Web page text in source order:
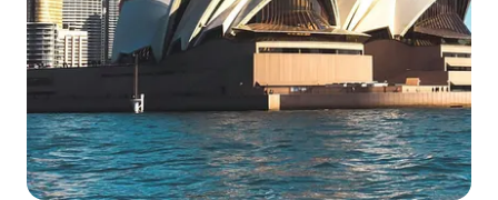
Quiénes somos
Trabajos